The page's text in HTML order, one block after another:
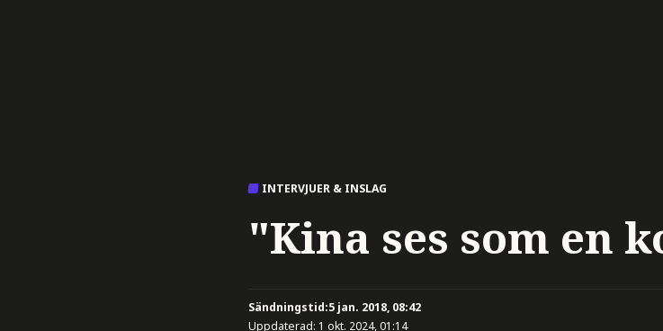
INTERVJUER & INSLAG
"Kina ses som en
Sändningstid:5 jan. 2018, 08:42
Uppdaterad: 1 okt. 2024, 01:14